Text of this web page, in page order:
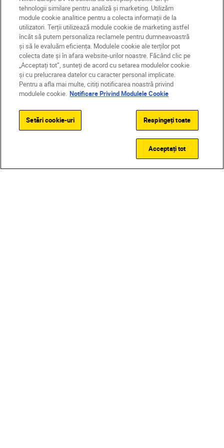
tehnologii similare pentru analiză și marketing. Utilizăm
module cookie analitice pentru a colecta informații de la
utilizatori. Terții utilizează module cookie de marketing astfel
încât să putem personaliza reclamele pentru dumneavoastră
și să le evaluăm eficiența. Modulele cookie ale terților pot
colecta date și în afara website-urilor noastre. Făcând clic pe
„Acceptați tot”, sunteți de acord cu setarea modulelor cookie
și cu prelucrarea datelor cu caracter personal implicate.
Pentru a afla mai multe, citiți notificarea noastră privind
modulele cookie. Notificare Privind Modulele Cookie
Setări cookie-uri Respingeți toate
Acceptați tot